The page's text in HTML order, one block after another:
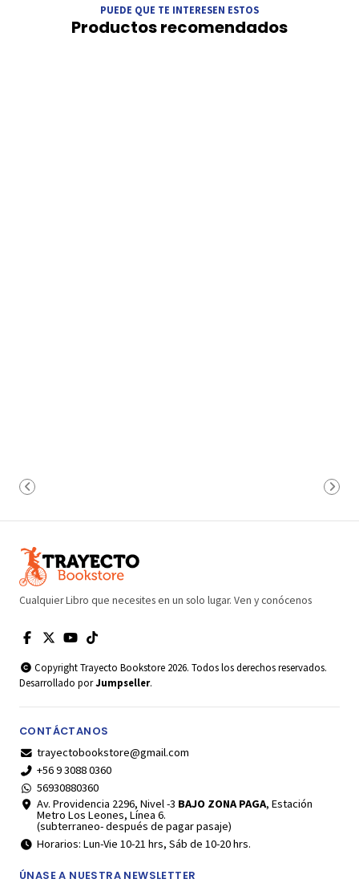
PUEDE QUE TE INTERESEN ESTOS
Productos recomendados
Cualquier Libro que necesites en un solo lugar. Ven y conócenos
Copyright Trayecto Bookstore 2026. Todos los derechos reservados.
Desarrollado porJumpseller.
CONTÁCTANOS
trayectobookstore@gmail.com
+56 9 3088 0360
56930880360
Av. Providencia 2296, Nivel -3 BAJO ZONA PAGA, Estación
Metro Los Leones, Línea 6.
(subterraneo- después de pagar pasaje)
Horarios: Lun-Vie 10-21 hrs, Sáb de 10-20 hrs.
ÚNASE A NUESTRA NEWSLETTER